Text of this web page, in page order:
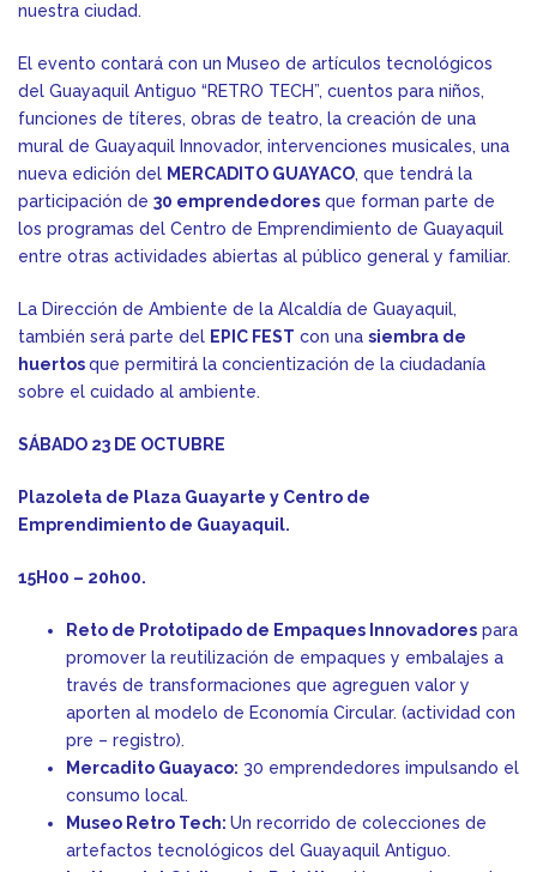
nuestra ciudad.
El evento contará con un Museo de artículos tecnológicos
del Guayaquil Antiguo “RETRO TECH”, cuentos para niños,
funciones de títeres, obras de teatro, la creación de una
mural de Guayaquil Innovador, intervenciones musicales, una
nueva edición del MERCADITO GUAYACO, que tendrá la
participación de 30 emprendedores que forman parte de
los programas del Centro de Emprendimiento de Guayaquil
entre otras actividades abiertas al público general y familiar.
La Dirección de Ambiente de la Alcaldía de Guayaquil,
también será parte del EPIC FEST con una siembra de
huertosque permitirá la concientización de la ciudadanía
sobre el cuidado al ambiente.
SÁBADO 23 DE OCTUBRE
Plazoleta de Plaza Guayarte y Centro de
Emprendimiento de Guayaquil.
15H00 – 20h00.
Reto de Prototipado de Empaques Innovadores para
promover la reutilización de empaques y embalajes a
través de transformaciones que agreguen valor y
aporten al modelo de Economía Circular. (actividad con
pre – registro).
Mercadito Guayaco: 30 emprendedores impulsando el
consumo local.
Museo Retro Tech: Un recorrido de colecciones de
artefactos tecnológicos del Guayaquil Antiguo.